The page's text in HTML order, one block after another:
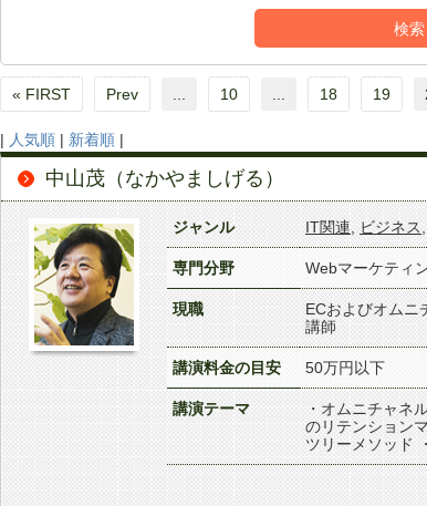
« FIRST Prev 10 18 19
| 人気順 | 新着順 |
中山茂（なかやましげる）
ジャンル IT関連 ビジネス
専門分野 Webマーケティ
現職
ECおよびオムニ
講師
講演料金の目安 50万円以下
講演テーマ
・オムニチャネ
のリテンション
ツリーメソッド